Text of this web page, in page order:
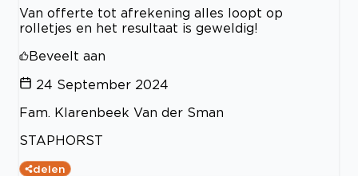
Van offerte tot afrekening alles loopt op
rolletjes en het resultaat is geweldig!
Beveelt aan
24 September 2024
Fam. Klarenbeek Van der Sman
STAPHORST
delen